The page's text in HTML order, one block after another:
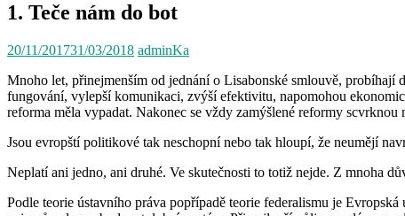
1. Teče nám do bot
20/11/201731/03/2018 adminKa
Mnoho let, přinejmenším od jednání o Lisabonské smlouvě,
fungování, vylepší komunikaci, zvýší efektivitu, napomohou
reforma měla vypadat. Nakonec se vždy zamýšlené reformy
Jsou evropští politikové tak neschopní nebo tak hloupí, že neumějí
Neplatí ani jedno, ani druhé. Ve skutečnosti to totiž nejde. Z mnoha
Podle teorie ústavního práva popřípadě teorie federalismu je